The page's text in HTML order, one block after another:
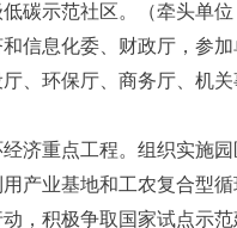
碳示范社区。
（牵头单
信息化委、财政厅，参
、环保厅、商务厅、机
经济重点工程。组织实施
产业基地和工农复合型
，积极争取国家试点示范